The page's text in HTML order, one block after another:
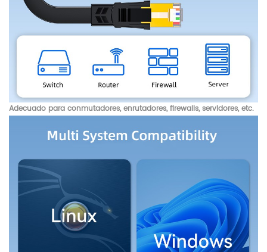
Adecuado para conmutadores, enrutadores, firewalls, servidores, etc.